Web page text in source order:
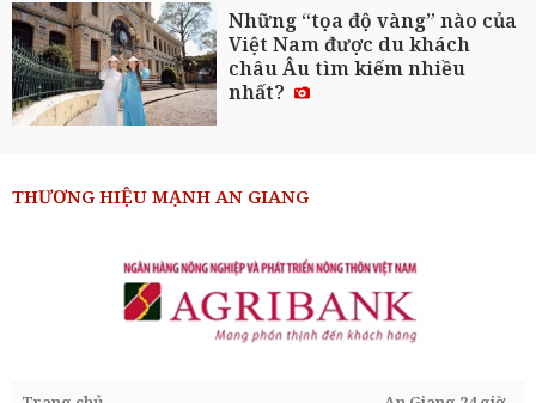
Những “tọa độ vàng” nào của
Việt Nam được du khách
châu Âu tìm kiếm nhiều
nhất?
THƯƠNG HIỆU MẠNH AN GIANG